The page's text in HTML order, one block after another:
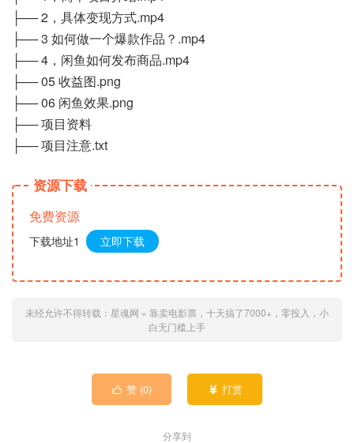
├── 2，具体变现方式.mp4
├── 3 如何做一个爆款作品？.mp4
├── 4，闲鱼如何发布商品.mp4
├── 05 收益图.png
├── 06 闲鱼效果.png
├── 项目资料
├── 项目注意.txt
资源下载
免费资源
下载地址1 立即下载
未经允许不得转载： 星魂网 » 靠卖电影票，十天搞了7000+，零投入，小
白无门槛上手
 赞 (0)  打赏
分享到